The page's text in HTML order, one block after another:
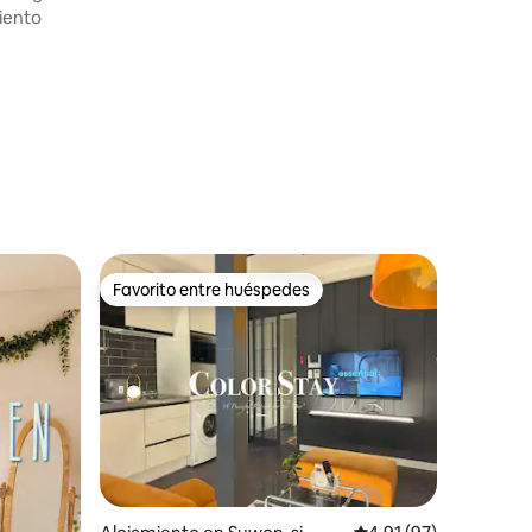
Favorito entre huéspedes
Favorito entre huéspedes